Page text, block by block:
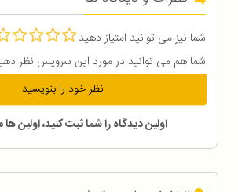
شما نیز می توانید امتیاز دهید
شما هم می توانید در مورد این سرویس نظر
نظر خود را بنویسید
اولین دیدگاه را شما ثبت کنید، اولین